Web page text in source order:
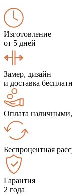
Изготовление
от 5 дней
Замер, дизайн
и доставка
Оплата наличными,
Беспроцентная
Гарантия
2 года